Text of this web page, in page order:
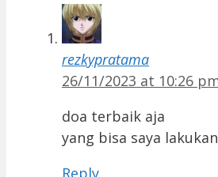
rezkypratama
26/11/2023 at 10:26
doa terbaik aja
yang bisa saya lakukan